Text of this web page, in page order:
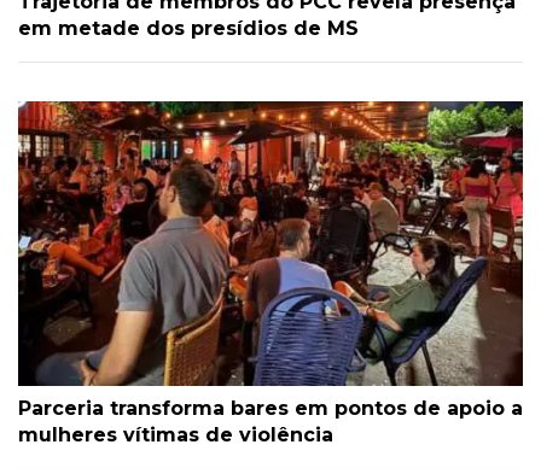
em metade dos presídios de MS
Parceria transforma bares em pontos de apoio a
mulheres vítimas de violência